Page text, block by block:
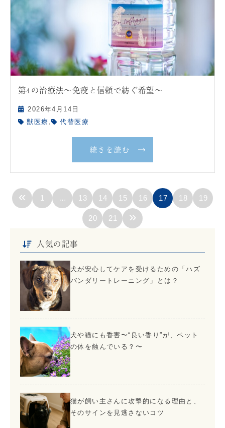
第4の治療法〜免疫と信頼で紡ぐ希望〜
2026年4月14日
獣医療 , 代替医療
続きを読む
« 1 … 13 14 15 16 17 18 19
20 21 »
人気の記事
犬が安心してケアを受けるための「ハズ
バンダリートレーニング」とは？
犬や猫にも香害〜“良い香り”が、ペット
の体を蝕んでいる？〜
猫が飼い主さんに攻撃的になる理由と、
そのサインを見逃さないコツ